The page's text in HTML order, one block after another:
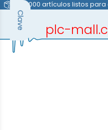
>40.000 artículos listos
plc-
Clave